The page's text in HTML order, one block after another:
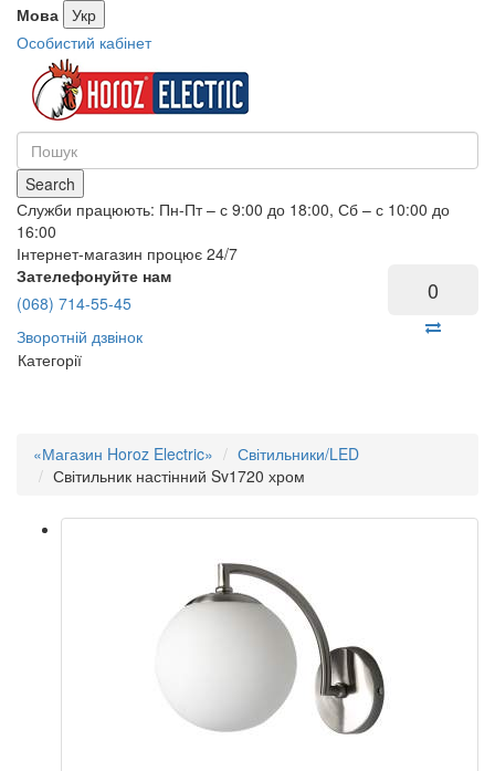
Мова Укр
Особистий кабінет
Search
Служби працюють: Пн-Пт – с 9:00 до 18:00, Сб – с 10:00 до
16:00
Інтернет-магазин процює 24/7
Зателефонуйте нам
(068) 714-55-45
Зворотній дзвінок
0
Категорії
«Магазин Horoz Electric»
Світильники/LED
Світильник настінний Sv1720 хром